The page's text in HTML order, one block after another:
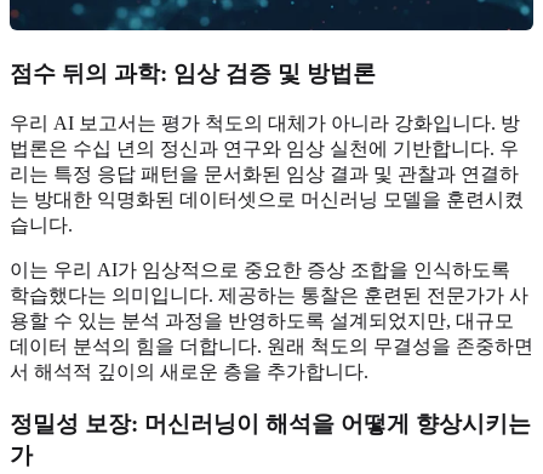
점수 뒤의 과학: 임상 검증 및 방법론
우리 AI 보고서는 평가 척도의 대체가 아니라 강화입니다. 방
법론은 수십 년의 정신과 연구와 임상 실천에 기반합니다. 우
리는 특정 응답 패턴을 문서화된 임상 결과 및 관찰과 연결하
는 방대한 익명화된 데이터셋으로 머신러닝 모델을 훈련시켰
습니다.
이는 우리 AI가 임상적으로 중요한 증상 조합을 인식하도록
학습했다는 의미입니다. 제공하는 통찰은 훈련된 전문가가 사
용할 수 있는 분석 과정을 반영하도록 설계되었지만, 대규모
데이터 분석의 힘을 더합니다. 원래 척도의 무결성을 존중하면
서 해석적 깊이의 새로운 층을 추가합니다.
정밀성 보장: 머신러닝이 해석을 어떻게 향상시키는
가